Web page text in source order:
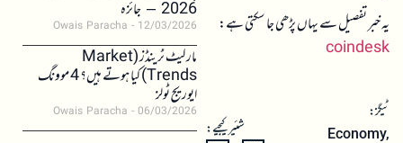
یہ خبر تفصیل سے یہاں پڑھی جا سکتی ہے:
coindesk
ٹیگز:
Economy,
شئیر کیجیے:
2026 – جائزہ
Owais Paracha 12/03/2026
مارکیٹ ٹرینڈز (Market
Trends) کیا ہوتے ہیں؟ 4 موونگ
ایوریج ٹولز
Owais Paracha 06/03/2026